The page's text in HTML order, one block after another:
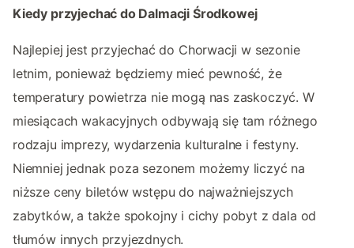
Kiedy przyjechać do Dalmacji Środkowej
Najlepiej jest przyjechać do Chorwacji w sezonie
letnim, ponieważ będziemy mieć pewność, że
temperatury powietrza nie mogą nas zaskoczyć. W
miesiącach wakacyjnych odbywają się tam różnego
rodzaju imprezy, wydarzenia kulturalne i festyny.
Niemniej jednak poza sezonem możemy liczyć na
niższe ceny biletów wstępu do najważniejszych
zabytków, a także spokojny i cichy pobyt z dala od
tłumów innych przyjezdnych.